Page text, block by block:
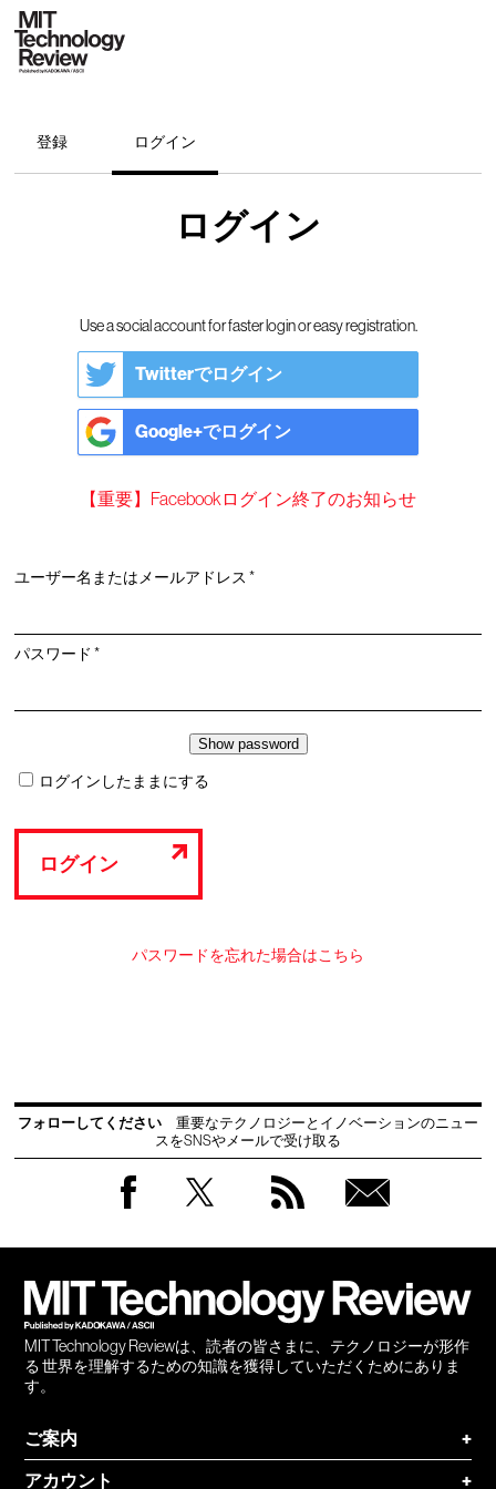
登録 ログイン
ログイン
Use a social account for faster login or easy registration.
Twitterでログイン
Google+でログイン
【重要】Facebookログイン終了のお知らせ
ユーザー名またはメールアドレス*必
パスワード*必
ログインしたままにする
ログイン
パスワードを忘れた場合はこちら
フォローしてください
重要なテクノロジーとイノベーションのニュー
スをSNSやメールで受け取る
MIT Technology Reviewは、読者の皆さまに、テクノロジーが形作
る 世界を理解するための知識を獲得していただくためにありま
す。
ご案内
+
アカウント
+